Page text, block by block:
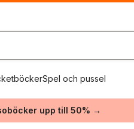
Spel och pussel
upp till 50% →